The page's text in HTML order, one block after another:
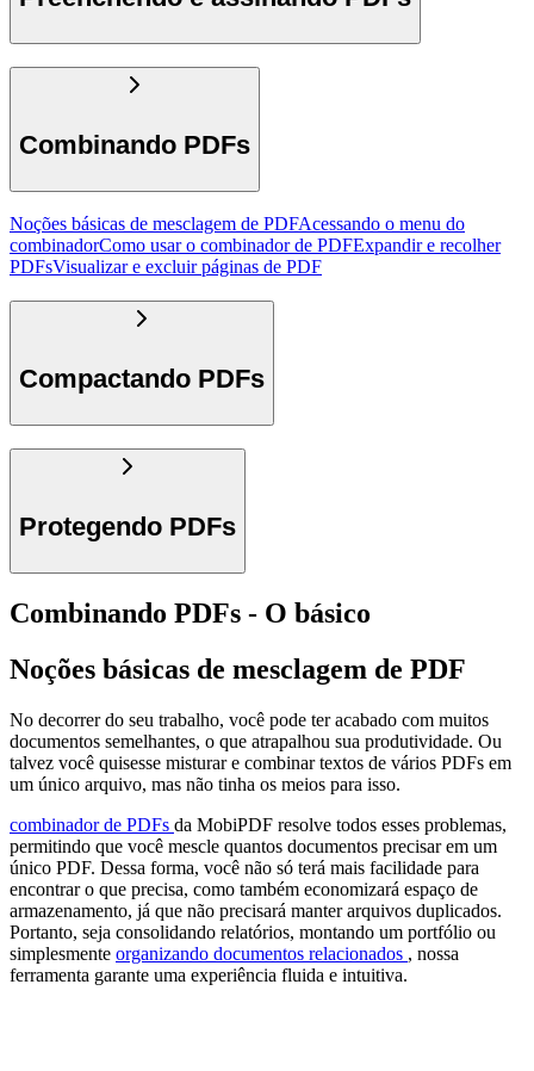
Combinando PDFs
Noções básicas de mesclagem de PDFAcessando o menu do
combinadorComo usar o combinador de PDFExpandir e recolher
PDFsVisualizar e excluir páginas de PDF
Compactando PDFs
Protegendo PDFs
Combinando PDFs - O básico
Noções básicas de mesclagem de PDF
No decorrer do seu trabalho, você pode ter acabado com muitos
documentos semelhantes, o que atrapalhou sua produtividade. Ou
talvez você quisesse misturar e combinar textos de vários PDFs em
um único arquivo, mas não tinha os meios para isso.
combinador de PDFs da MobiPDF resolve todos esses problemas,
permitindo que você mescle quantos documentos precisar em um
único PDF. Dessa forma, você não só terá mais facilidade para
encontrar o que precisa, como também economizará espaço de
armazenamento, já que não precisará manter arquivos duplicados.
Portanto, seja consolidando relatórios, montando um portfólio ou
simplesmente organizando documentos relacionados , nossa
ferramenta garante uma experiência fluida e intuitiva.